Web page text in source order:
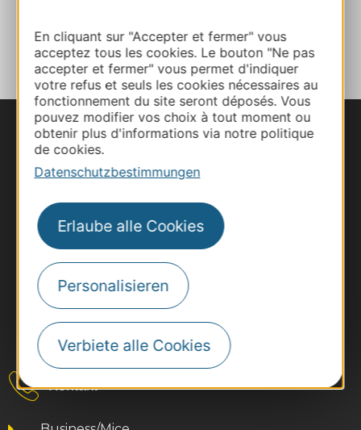
En cliquant sur "Accepter et fermer" vous
acceptez tous les cookies. Le bouton "Ne pas
accepter et fermer" vous permet d'indiquer
votre refus et seuls les cookies nécessaires au
fonctionnement du site seront déposés. Vous
pouvez modifier vos choix à tout moment ou
obtenir plus d'informations via notre politique
de cookies.
Datenschutzbestimmungen
Erlaube alle Cookies
Personalisieren
Verbiete alle Cookies
ZU MEINEN FAVORITEN
#VoyageOccitanie
Kontakt